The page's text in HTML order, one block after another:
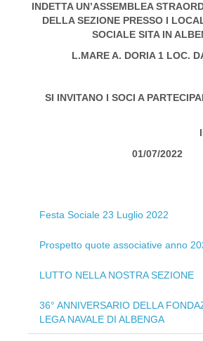
INDETTA UN’ASSEMBLEA
DELLA SEZIONE PRESSO I
SOCIALE SITA IN
L.MARE A. DORIA 1 LOC.
SI INVITANO I SOCI A
IL
01/07/2022
Festa Sociale 23 Luglio 2022
Prospetto quote associative anno
LUTTO NELLA NOSTRA SEZIONE
36° ANNIVERSARIO DELLA
LEGA NAVALE DI ALBENGA